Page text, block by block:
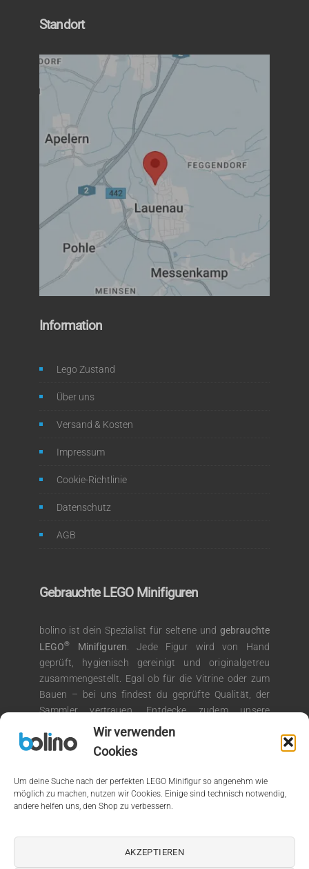
Wir verwenden
Cookies
Um deine Suche nach der perfekten LEGO Minifigur so angenehm wie
möglich zu machen, nutzen wir Cookies. Einige sind technisch notwendig,
andere helfen uns, den Shop zu verbessern.
AKZEPTIEREN
Standort
Information
Lego Zustand
Über uns
Versand & Kosten
Impressum
Cookie-Richtlinie
Datenschutz
AGB
Gebrauchte LEGO Minifiguren
bolino ist dein Spezialist für seltene und gebrauchte
LEGO® Minifiguren. Jede Figur wird von Hand
geprüft, hygienisch gereinigt und originalgetreu
zusammengestellt. Egal ob für die Vitrine oder zum
Bauen – bei uns findest du geprüfte Qualität, der
Sammler vertrauen. Entdecke zudem unsere
Auswahl an LEGO Kiloware für kreative
Bauprojekte.
Kein Mehrwertsteuerausweis, da Kleinunternehmer nach §19